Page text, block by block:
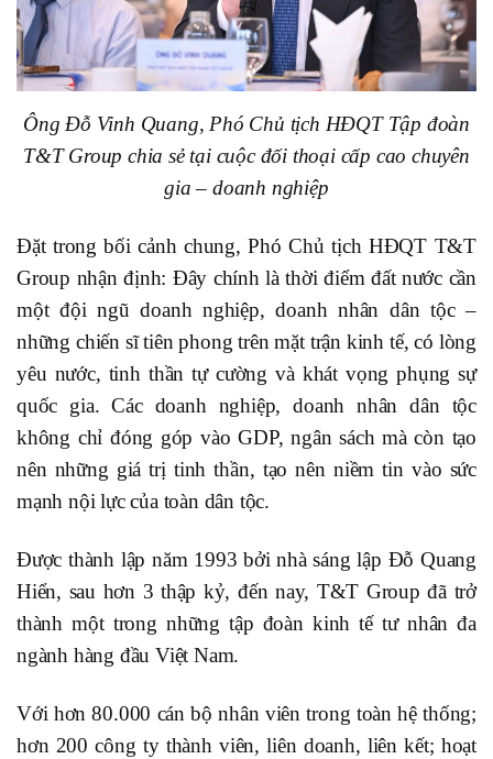
Ông Đỗ Vinh Quang, Phó Chủ tịch HĐQT Tập đoàn
T&T Group chia sẻ tại cuộc đối thoại cấp cao chuyên
gia – doanh nghiệp
Đặt trong bối cảnh chung, Phó Chủ tịch HĐQT T&T
Group nhận định: Đây chính là thời điểm đất nước cần
một đội ngũ doanh nghiệp, doanh nhân dân tộc –
những chiến sĩ tiên phong trên mặt trận kinh tế, có lòng
yêu nước, tinh thần tự cường và khát vọng phụng sự
quốc gia. Các doanh nghiệp, doanh nhân dân tộc
không chỉ đóng góp vào GDP, ngân sách mà còn tạo
nên những giá trị tinh thần, tạo nên niềm tin vào sức
mạnh nội lực của toàn dân tộc.
Được thành lập năm 1993 bởi nhà sáng lập Đỗ Quang
Hiển, sau hơn 3 thập kỷ, đến nay, T&T Group đã trở
thành một trong những tập đoàn kinh tế tư nhân đa
ngành hàng đầu Việt Nam.
Với hơn 80.000 cán bộ nhân viên trong toàn hệ thống;
hơn 200 công ty thành viên, liên doanh, liên kết; hoạt